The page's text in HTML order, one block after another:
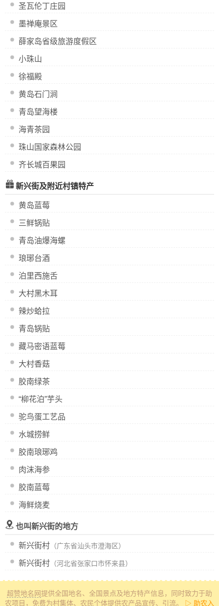
圣瓦伦丁庄园
墨禅庵景区
薛家岛省级旅游度假区
小珠山
徐福殿
黄岛石门涧
青岛望海楼
海青茶园
珠山国家森林公园
齐长城百果园
新兴街及附近村镇特产
黄岛蓝莓
三鲜锅贴
青岛油爆海螺
琅琊台酒
泊里西施舌
大村黑木耳
辣炒蛤拉
青岛锅贴
藏马密语蓝莓
大村香菇
胶南绿茶
“柳花泊”芋头
驼鸟蛋工艺品
水城捞鲜
胶南琅琊鸡
肉沫海参
胶南蓝莓
海鲜烧麦
也叫新兴街的地方
新兴街村 （广东省汕头市澄海区）
新兴街村 （河北省张家口市怀来县）
超赞地名网提供全国地名、全国景点及地方特产信息 ，同时致力于助
农项目，免费为村集体、农民个体提供农产品宣传、引流。
▷ 助农入